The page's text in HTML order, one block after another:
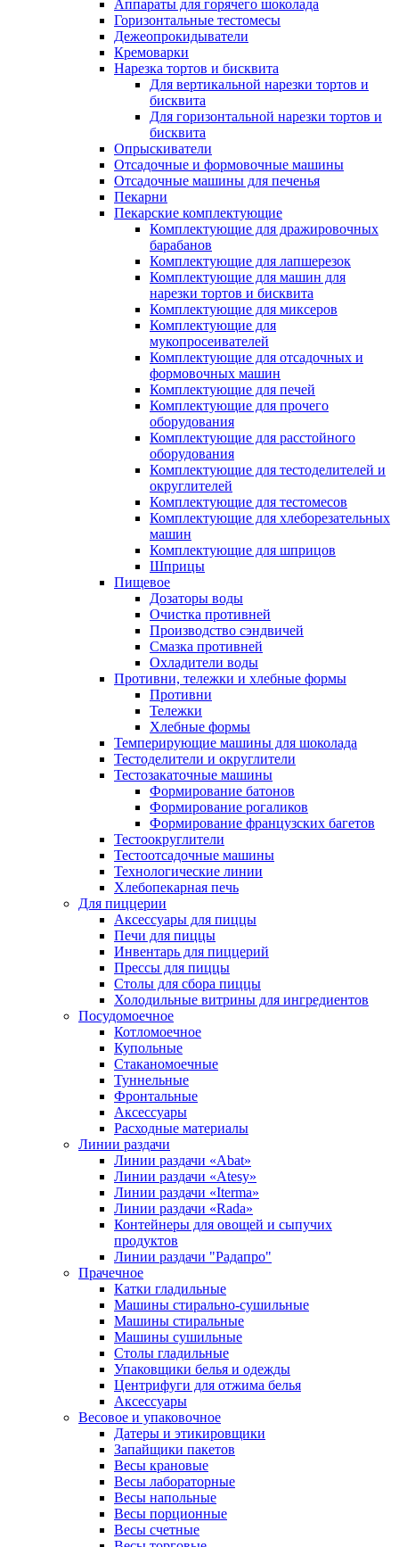
Аппараты для горячего шоколада
Горизонтальные тестомесы
Дежеопрокидыватели
Кремоварки
Нарезка тортов и бисквита
Для вертикальной нарезки тортов и
бисквита
Для горизонтальной нарезки тортов и
бисквита
Опрыскиватели
Отсадочные и формовочные машины
Отсадочные машины для печенья
Пекарни
Пекарские комплектующие
Комплектующие для дражировочных
барабанов
Комплектующие для лапшерезок
Комплектующие для машин для
нарезки тортов и бисквита
Комплектующие для миксеров
Комплектующие для
мукопросеивателей
Комплектующие для отсадочных и
формовочных машин
Комплектующие для печей
Комплектующие для прочего
оборудования
Комплектующие для расстойного
оборудования
Комплектующие для тестоделителей и
округлителей
Комплектующие для тестомесов
Комплектующие для хлеборезательных
машин
Комплектующие для шприцов
Шприцы
Пищевое
Дозаторы воды
Очистка противней
Производство сэндвичей
Смазка противней
Охладители воды
Противни, тележки и хлебные формы
Противни
Тележки
Хлебные формы
Темперирующие машины для шоколада
Тестоделители и округлители
Тестозакаточные машины
Формирование батонов
Формирование рогаликов
Формирование французских багетов
Тестоокруглители
Тестоотсадочные машины
Технологические линии
Хлебопекарная печь
Для пиццерии
Аксессуары для пиццы
Печи для пиццы
Инвентарь для пиццерий
Прессы для пиццы
Столы для сбора пиццы
Холодильные витрины для ингредиентов
Посудомоечное
Котломоечное
Купольные
Стаканомоечные
Туннельные
Фронтальные
Аксессуары
Расходные материалы
Линии раздачи
Линии раздачи «Abat»
Линии раздачи «Atesy»
Линии раздачи «Iterma»
Линии раздачи «Rada»
Контейнеры для овощей и сыпучих
продуктов
Линии раздачи "Радапро"
Прачечное
Катки гладильные
Машины стирально-сушильные
Машины стиральные
Машины сушильные
Столы гладильные
Упаковщики белья и одежды
Центрифуги для отжима белья
Аксессуары
Весовое и упаковочное
Датеры и этикировщики
Запайщики пакетов
Весы крановые
Весы лабораторные
Весы напольные
Весы порционные
Весы счетные